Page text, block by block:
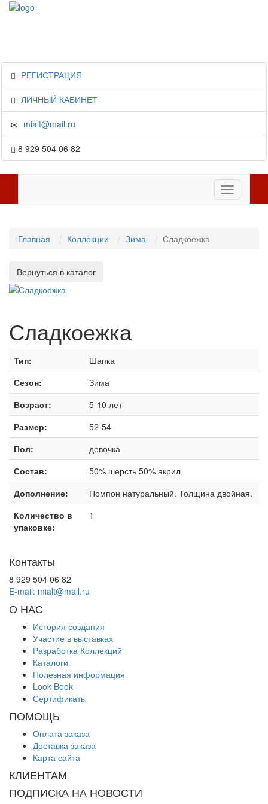
РЕГИСТРАЦИЯ
ЛИЧНЫЙ КАБИНЕТ
mialt@mail.ru
8 929 504 06 82
Toggle
navigation
Главная Коллекции Зима Сладкоежка
Сладкоежка
Тип:
Шапка
Сезон:
Зима
Возраст:
5-10 лет
Размер:
52-54
Пол:
девочка
Состав:
50% шерсть 50% акрил
Дополнение:
Помпон натуральный. Толщина двойная.
Количество в
упаковке:
1
Контакты
8 929 504 06 82
E-mail: mialt@mail.ru
О НАС
История создания
Участие в выставках
Разработка Коллекций
Каталоги
Полезная информация
Look Book
Сертификаты
ПОМОЩЬ
Оплата заказа
Доставка заказа
Карта сайта
КЛИЕНТАМ
ПОДПИСКА НА НОВОСТИ